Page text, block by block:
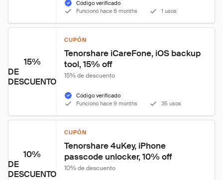
Código verificado
Funcionó hace 8 months
1 usos
15%
DE
DESCUENTO
CUPÓN
Tenorshare iCareFone, iOS backup
tool, 15% off
15% de descuento
Código verificado
Funcionó hace 9 months
35 usos
10%
DE
DESCUENTO
CUPÓN
Tenorshare 4uKey, iPhone
passcode unlocker, 10% off
10% de descuento